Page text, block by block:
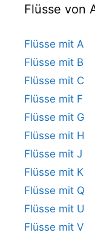
Flüsse von
Flüsse mit A
Flüsse mit B
Flüsse mit C
Flüsse mit F
Flüsse mit G
Flüsse mit H
Flüsse mit J
Flüsse mit K
Flüsse mit Q
Flüsse mit U
Flüsse mit V